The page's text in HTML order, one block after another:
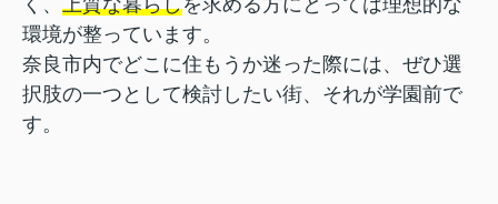
環境が整っています。
奈良市内でどこに住もうか迷った際には、ぜひ選
択肢の一つとして検討したい街、それが学園前で
す。